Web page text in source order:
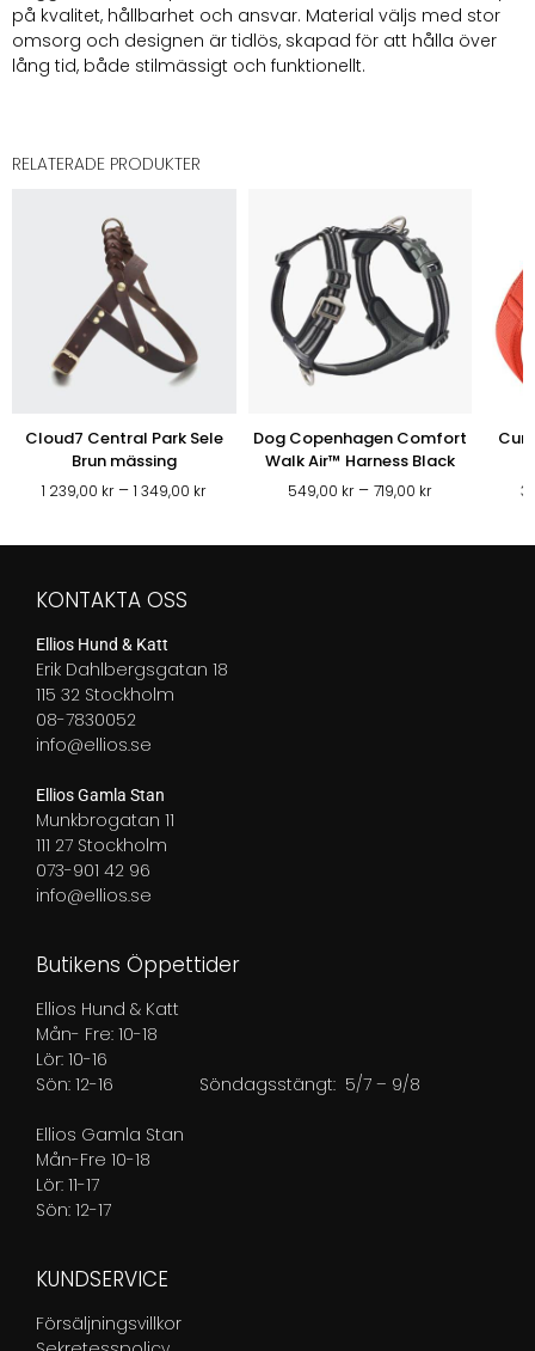
på kvalitet, hållbarhet och ansvar. Material väljs med stor
omsorg och designen är tidlös, skapad för att hålla över
lång tid, både stilmässigt och funktionellt.
RELATERADE PRODUKTER
Cloud7 Central Park Sele
Brun mässing
1 239,00 kr – 1 349,00 krPrisintervall:
Dog Copenhagen Comfort
Walk Air™ Harness Black
549,00 kr – 719,00 krPrisintervall:
KONTAKTA OSS
Ellios Hund & Katt
Erik Dahlbergsgatan 18
115 32 Stockholm
08-7830052
info@ellios.se
Ellios Gamla Stan
Munkbrogatan 11
111 27 Stockholm
073-901 42 96
info@ellios.se
Butikens Öppettider
Ellios Hund & Katt
Mån- Fre: 10-18
Lör: 10-16
Sön: 12-16 Söndagsstängt: 5/7 – 9/8
Ellios Gamla Stan
Mån-Fre 10-18
Lör: 11-17
Sön: 12-17
KUNDSERVICE
Försäljningsvillkor